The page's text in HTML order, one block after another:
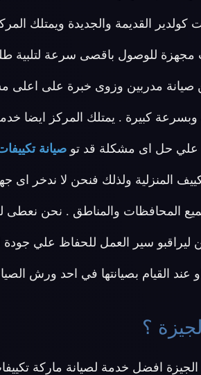
كولدير القديمة والجديدة ويمتلك
مجهزة للوصول باقصى سرعة لتلبية
صيانة مدربين وزوى خبرة على اعلى
كبيرة . يمتلك المركز ايضا
علي حل اى مشكلة قد تو صيانة
المنزلية ولذلك فنحن لا ندخر اى
المحافظات والمناطق . نحن نعطى
ليراقبو سير العمل للحفاظ علي جودة
القيام بصيانتها في احد ورش
؟
افضل خدمة لصيانة ماركة